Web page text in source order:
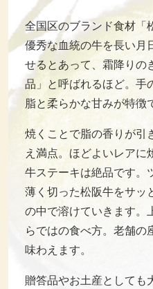
全国区のブランド食材「
優秀な血統の牛を長い月
せるとあって、霜降りの
品」と呼ばれるほど。手
脂と柔らかな甘みが特徴
焼くことで脂の香りが引
え満点。ほどよいレアに
牛ステーキは絶品です。
薄く切った松阪牛をサッ
の中で溶けていきます。
らではの食べ方。老舗の
味わえます。
贈答品やお土産としても